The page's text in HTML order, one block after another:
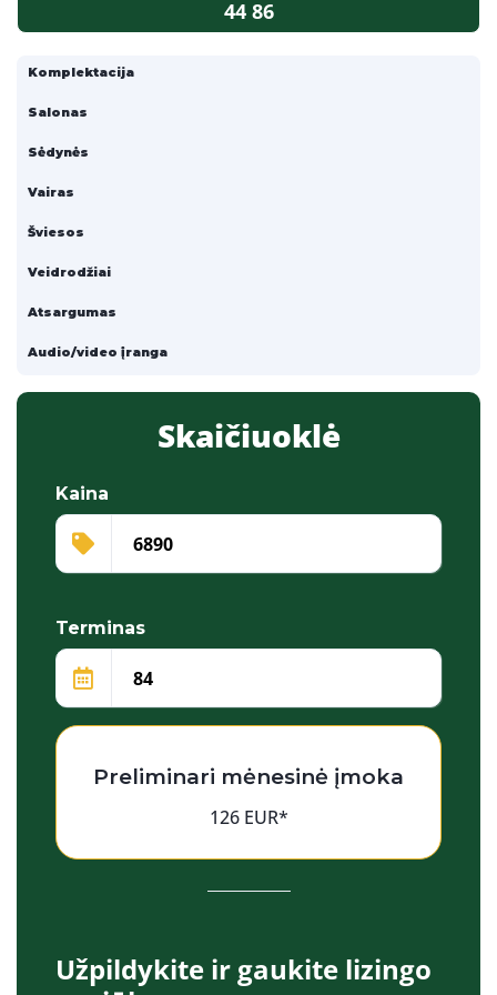
44 86
Komplektacija
Salonas
Sėdynės
Vairas
Šviesos
Veidrodžiai
Atsargumas
Audio/video įranga
Skaičiuoklė
Kaina
Terminas
Preliminari mėnesinė įmoka
126 EUR*
Užpildykite ir gaukite lizingo